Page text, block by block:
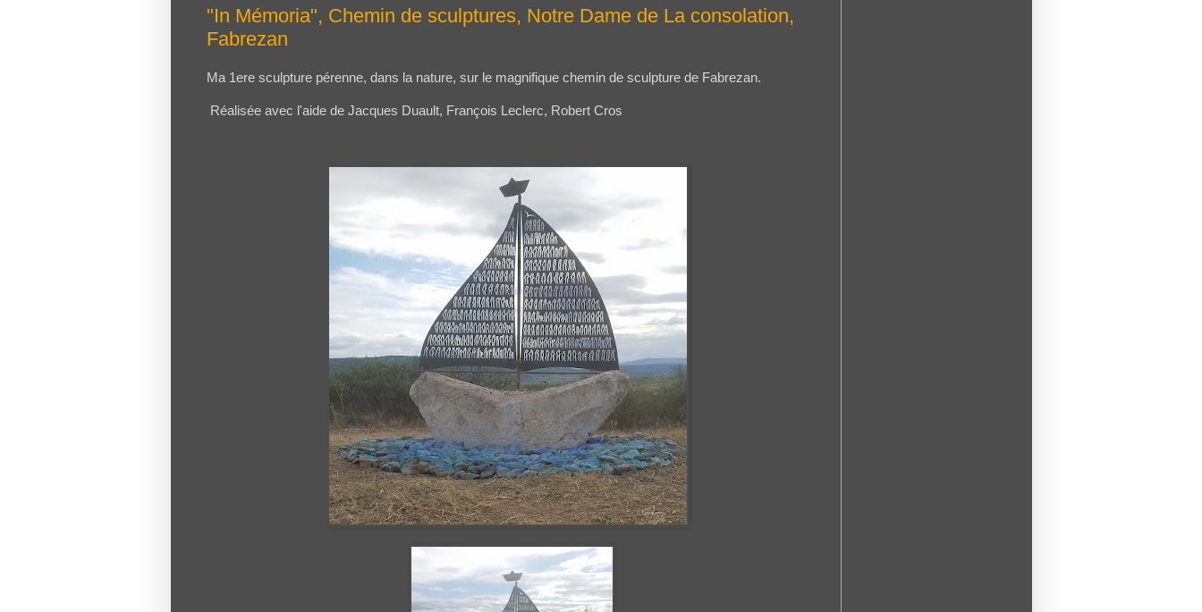
"In Mémoria", Chemin de sculptures, Notre Dame de La consolation,
Fabrezan
Ma 1ere sculpture pérenne, dans la nature, sur le magnifique chemin de sculpture de Fabrezan.
Réalisée avec l'aide de Jacques Duault, François Leclerc, Robert Cros